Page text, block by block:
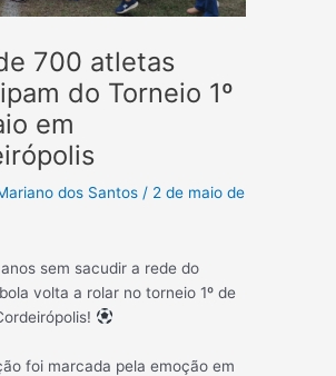
700 atletas
do Torneio 1º
em
dos Santos/ 2 de maio de
sem sacudir a rede do
volta a rolar no torneio 1º de
foi marcada pela emoção em